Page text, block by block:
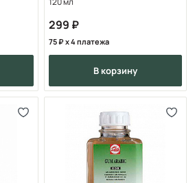
299
75 x 4 платежа
в корзину